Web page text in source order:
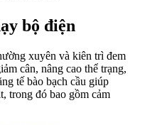
bộ điện
xuyên và kiên trì đem
cân, nâng cao thể trạng,
tế bào bạch cầu giúp
trong đó bao gồm cảm